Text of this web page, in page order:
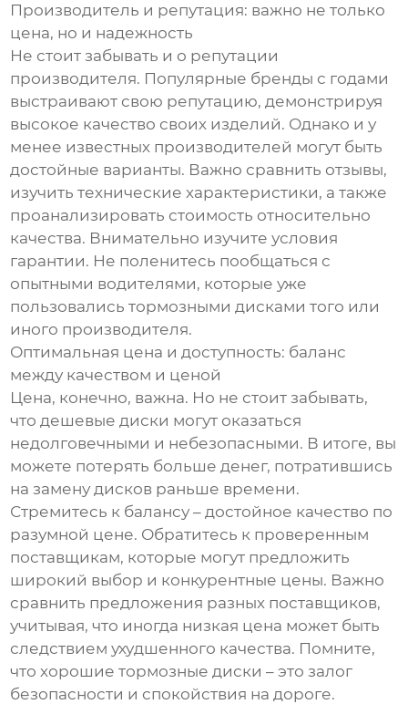
Производитель и репутация: важно не только
цена, но и надежность
Не стоит забывать и о репутации
производителя. Популярные бренды с годами
выстраивают свою репутацию, демонстрируя
высокое качество своих изделий. Однако и у
менее известных производителей могут быть
достойные варианты. Важно сравнить отзывы,
изучить технические характеристики, а также
проанализировать стоимость относительно
качества. Внимательно изучите условия
гарантии. Не поленитесь пообщаться с
опытными водителями, которые уже
пользовались тормозными дисками того или
иного производителя.
Оптимальная цена и доступность: баланс
между качеством и ценой
Цена, конечно, важна. Но не стоит забывать,
что дешевые диски могут оказаться
недолговечными и небезопасными. В итоге, вы
можете потерять больше денег, потратившись
на замену дисков раньше времени.
Стремитесь к балансу – достойное качество по
разумной цене. Обратитесь к проверенным
поставщикам, которые могут предложить
широкий выбор и конкурентные цены. Важно
сравнить предложения разных поставщиков,
учитывая, что иногда низкая цена может быть
следствием ухудшенного качества. Помните,
что хорошие тормозные диски – это залог
безопасности и спокойствия на дороге.